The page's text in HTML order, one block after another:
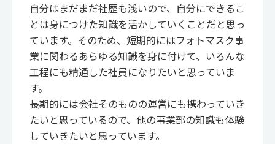
自分はまだまだ社歴も浅いので、自分にできるこ
とは身につけた知識を活かしていくことだと思っ
ています。そのため、短期的にはフォトマスク事
業に関わるあらゆる知識を身に付けて、いろんな
工程にも精通した社員になりたいと思っていま
す。
長期的には会社そのものの運営にも携わっていき
たいと思っているので、他の事業部の知識も体験
していきたいと思っています。